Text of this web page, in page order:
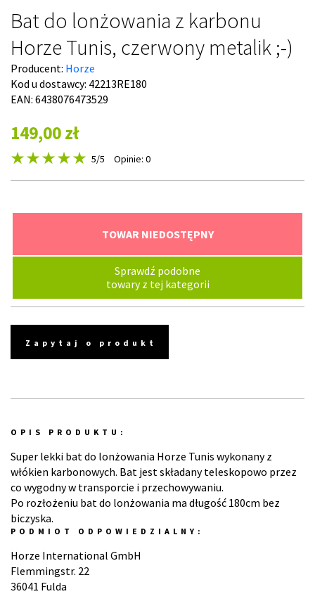
Bat do lonżowania z karbonu
Horze Tunis, czerwony metalik ;-)
Producent: Horze
Kod u dostawcy: 42213RE180
EAN: 6438076473529
149,00 zł
5/5 Opinie: 0
TOWAR NIEDOSTĘPNY
Sprawdź podobne
towary z tej kategorii
Zapytaj o produkt
OPIS PRODUKTU:
Super lekki bat do lonżowania Horze Tunis wykonany z
włókien karbonowych. Bat jest składany teleskopowo przez
co wygodny w transporcie i przechowywaniu.
Po rozłożeniu bat do lonżowania ma długość 180cm bez
biczyska.
PODMIOT ODPOWIEDZIALNY:
Horze International GmbH
Flemmingstr. 22
36041 Fulda